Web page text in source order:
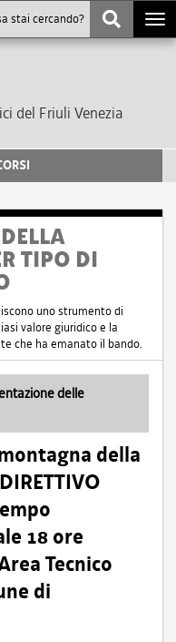
del Friuli Venezia
TIPO DI
uno strumento di
valore giuridico e la
che ha emanato il bando.
delle
della
18 ore
Tecnico
di